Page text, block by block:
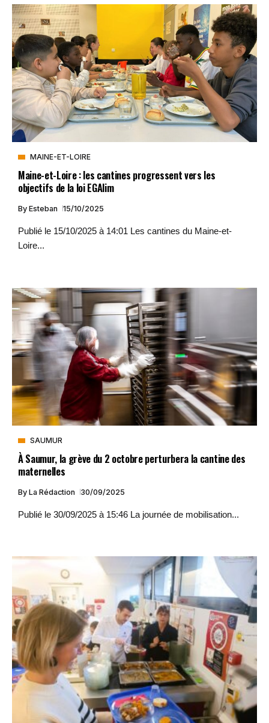
MAINE-ET-LOIRE
Maine-et-Loire : les cantines progressent vers les
objectifs de la loi EGAlim
By Esteban 15/10/2025
Publié le 15/10/2025 à 14:01 Les cantines du Maine-et-
Loire...
SAUMUR
À Saumur, la grève du 2 octobre perturbera la cantine des
maternelles
By La Rédaction 30/09/2025
Publié le 30/09/2025 à 15:46 La journée de mobilisation...